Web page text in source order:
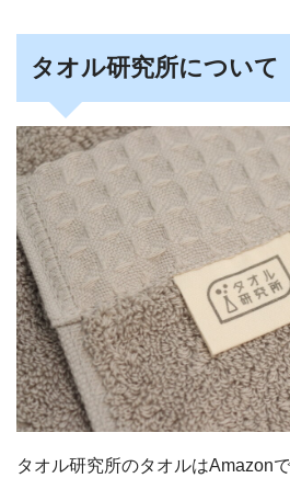
タオル研究所について
タオル研究所のタオルはAmazon